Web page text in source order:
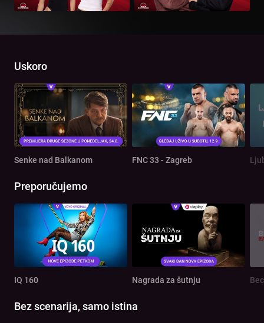
Uskoro
Senke nad Balkanom FNC 33 - Zagreb
Preporučujemo
IQ 160 Nagrada za šutnju
Bez scenarija, samo istina